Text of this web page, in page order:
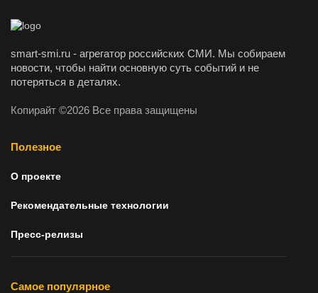
smart-smi.ru - агрегатор российских СМИ. Мы собираем
новости, чтобы найти основную суть событий и не
потеряться в деталях.
Копирайт ©2026 Все права защищены
Полезное
О проекте
Рекомендательные технологии
Пресс-релизы
Самое популярное